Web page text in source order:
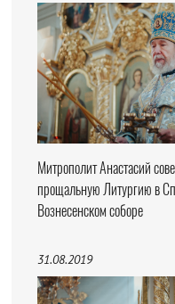
Митрополит Анастасий
прощальную Литургию в
Вознесенском соборе
31.08.2019